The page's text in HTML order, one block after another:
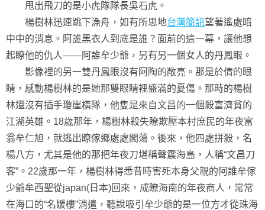
甩出飛刀的是小虎隊隊長吳石虎。
楊樹林迅速跳下漁舟，如有所思地台灣簡訊望著遙處暗
中中的消息。阿誰黑衣人到底是誰？面前的這一幕，讓他想
起瞭他的仇人——阿誰牟少爺，另有另一個女人的丹鳳眼。
影像裡的另一雙丹鳳眼沒有阿陶的敞亮。那是於倩的眼
睛，感動楊樹林的是她那雙眼睛裡盛滿的憂傷。那時的楊樹
林還沒有插手瓊崖橫隊，他隻是來自文昌的一個殺富濟貧的
江湖英雄。18歲那年，楊樹林殺失瞭欺壓本村庶民的年夜富
翁牟仁旭，就逃出瞭傢鄉處處闖蕩。後來，他四處拼殺，名
楊八方，尤其是他的那把年夜刀堪稱聲震海島，人稱“文昌刀
客”。22歲那一年，楊樹林得悉昔時害死本身父親的阿誰牟傢
少爺牟西聖從japan(日本)回來，成瞭海南的年夜商人，常常
在海口的“名媛樓”消遣，聽說吸引牟少爺的是一位方才從珠海